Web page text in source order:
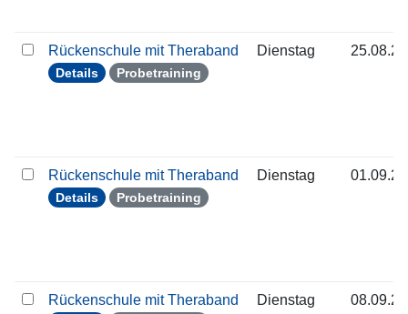
Rückenschule mit Theraband
Details Probetraining
Dienstag
Rückenschule mit Theraband
Details Probetraining
Dienstag
Rückenschule mit Theraband Dienstag